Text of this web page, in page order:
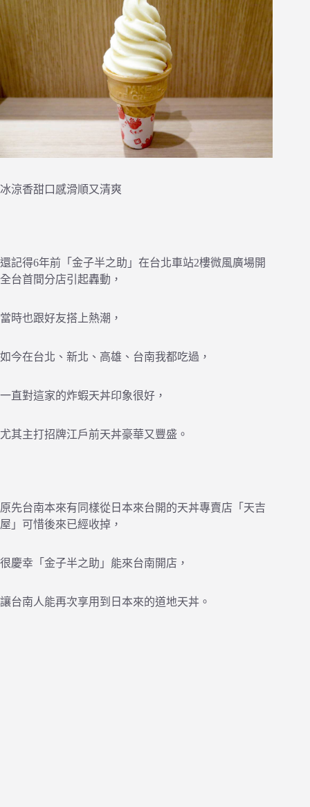
冰涼香甜口感滑順又清爽
還記得6年前「金子半之助」在台北車站2樓微風廣場開
全台首間分店引起轟動，
當時也跟好友搭上熱潮，
如今在台北、新北、高雄、台南我都吃過，
一直對這家的炸蝦天丼印象很好，
尤其主打招牌江戶前天丼豪華又豐盛。
原先台南本來有同樣從日本來台開的天丼專賣店「天吉
屋」可惜後來已經收掉，
很慶幸「金子半之助」能來台南開店，
讓台南人能再次享用到日本來的道地天丼。